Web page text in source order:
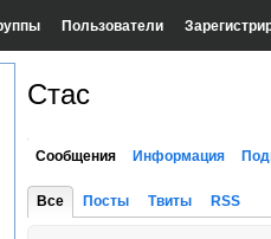
Пользователи
Стас
Сообщения Информация
Все Посты Твиты RSS